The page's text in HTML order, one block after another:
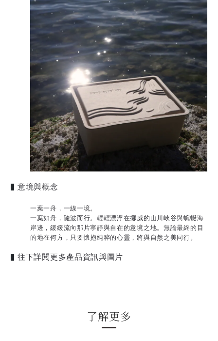
▌ 意境與概念
一葉一舟，一線一境。
一葉如舟，隨波而行。輕輕漂浮在挪威的山川峽谷與蜿蜒海
岸邊，緩緩流向那片寧靜與自在的意境之地。無論最終的目
的地在何方，只要懷抱純粹的心靈，將與自然之美同行。
▌ 往下詳閱更多產品資訊與圖片
了解更多